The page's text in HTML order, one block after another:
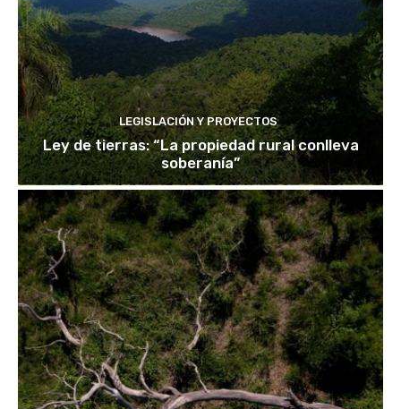
LEGISLACIÓN Y PROYECTOS
Ley de tierras: “La propiedad rural conlleva
soberanía”